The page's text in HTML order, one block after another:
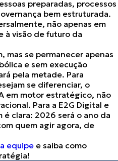
preparadas, processos
bem estruturada.
não apenas em
à visão de futuro da
mas se permanecer apenas
e sem execução
pela metade. Para
se diferenciar, o
em motor estratégico, não
Para a E2G Digital e
é clara: 2026 será o ano da
quem agir agora, de
equipe e saiba como